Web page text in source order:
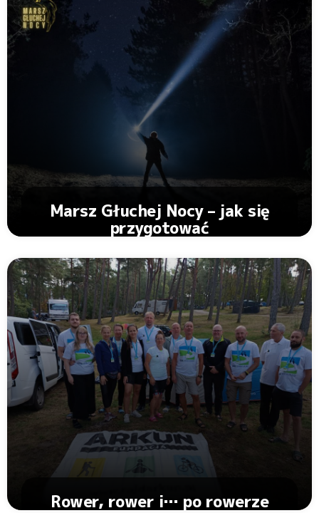
Marsz Głuchej Nocy – jak się
przygotować
Rower, rower i… po rowerze